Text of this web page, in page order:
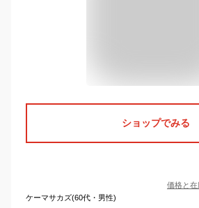
ショップでみる
価格と在
ケーマサカズ(60代・男性)